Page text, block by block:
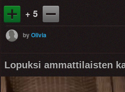
+ 5
byOlivia
Lopuksi ammattilaisten